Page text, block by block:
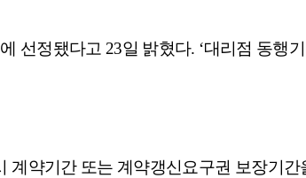
선정됐다고 23일 밝혔다. ‘대리점 동행
계약기간 또는 계약갱신요구권 보장기